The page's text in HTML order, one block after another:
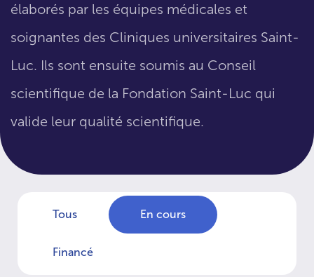
élaborés par les équipes médicales et
soignantes des Cliniques universitaires Saint-
Luc. Ils sont ensuite soumis au Conseil
scientifique de la Fondation Saint-Luc qui
valide leur qualité scientifique.
Tous En cours
Financé